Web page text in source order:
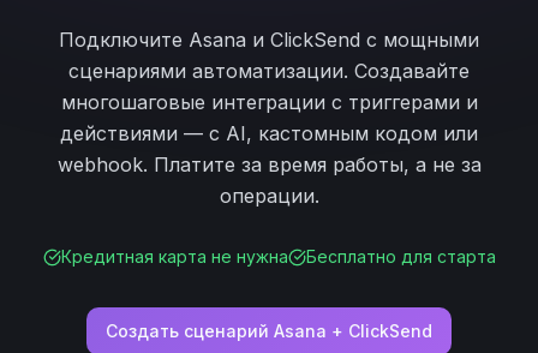
Подключите Asana и ClickSend с мощными
сценариями автоматизации. Создавайте
многошаговые интеграции с триггерами и
действиями — с AI, кастомным кодом или
webhook. Платите за время работы, а не за
операции.
Кредитная карта не нужна Бесплатно для старта
Создать сценарий Asana + ClickSend